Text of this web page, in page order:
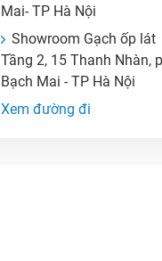
Mai- TP Hà Nội
Showroom Gạch ốp lát
Tầng 2, 15 Thanh Nhàn,
Bạch Mai - TP Hà Nội
Xem đường đi